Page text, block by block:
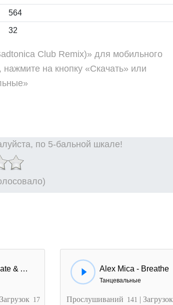
564
32
Club Remix)» для мобильного
на кнопку «Скачать» или
по 5-бальной шкале!
Like Chocolate & Alex Mica - Maria Maria (Reworked Remix)
17
Alex Mica - Breathe
Танцевальные
Прослушиваний 141 | Загрузок